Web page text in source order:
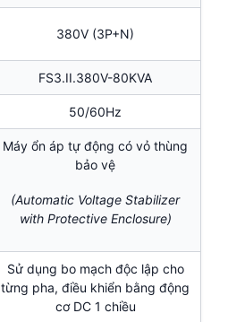
380V (3P+N)
FS3.II.380V-80KVA
50/60Hz
Máy ổn áp tự động có vỏ thùng
bảo vệ
(Automatic Voltage Stabilizer
with Protective Enclosure)
Sử dụng bo mạch độc lập cho
từng pha, điều khiển bằng động
cơ DC 1 chiều